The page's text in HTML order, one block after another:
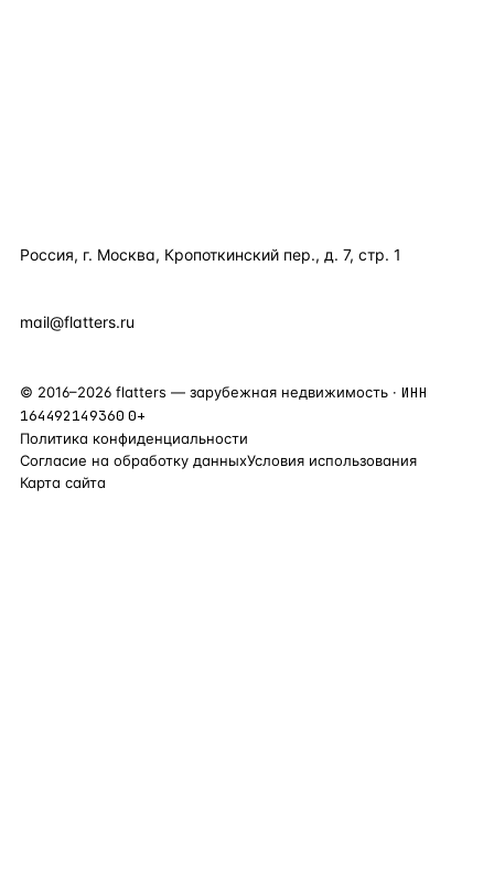
Россия, г. Москва, Кропоткинский пер., д. 7, стр. 1
mail@flatters.ru
© 2016–2026 flatters — зарубежная недвижимость · ИНН
164492149360 0+
Политика конфиденциальности
Согласие на обработку данныхУсловия использования
Карта сайта